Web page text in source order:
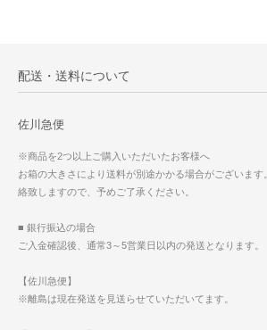
配送・送料について
佐川急便
※商品を2つ以上ご購入いただいたお客様へ
お箱の大きさにより送料が別途かかる場合がございま
絡致しますので、予めご了承ください。
■ 銀行振込の場合
ご入金確認後、通常3～5営業日以内の発送となります。
【佐川急便】
※離島は現在発送を見送らせていただいてます。